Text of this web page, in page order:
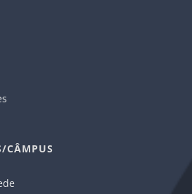
CÂMPUS